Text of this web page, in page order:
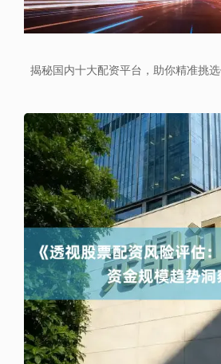
揭秘国内十大配资平台，助你精准挑